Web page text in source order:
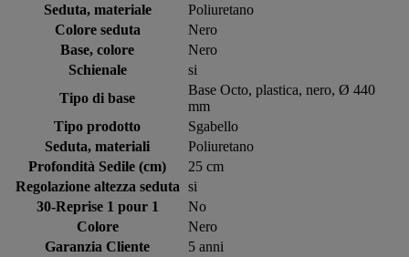
Seduta, materiale
Poliuretano
Colore seduta
Nero
Base, colore
Nero
Schienale
si
Tipo di base
Base Octo, plastica, nero, Ø 440
mm
Tipo prodotto
Sgabello
Seduta, materiali
Poliuretano
Profondità Sedile (cm)
25 cm
Regolazione altezza seduta si
30-Reprise 1 pour 1
No
Colore
Nero
Garanzia Cliente
5 anni